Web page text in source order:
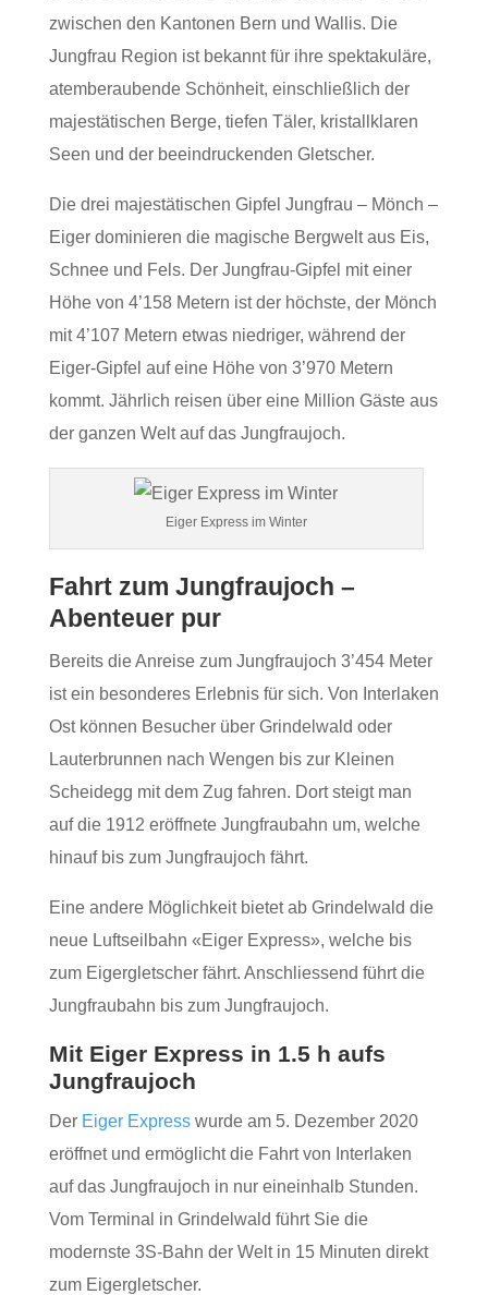
zwischen den Kantonen Bern und Wallis. Die
Jungfrau Region ist bekannt für ihre spektakuläre,
atemberaubende Schönheit, einschließlich der
majestätischen Berge, tiefen Täler, kristallklaren
Seen und der beeindruckenden Gletscher.
Die drei majestätischen Gipfel Jungfrau – Mönch –
Eiger dominieren die magische Bergwelt aus Eis,
Schnee und Fels. Der Jungfrau-Gipfel mit einer
Höhe von 4’158 Metern ist der höchste, der Mönch
mit 4’107 Metern etwas niedriger, während der
Eiger-Gipfel auf eine Höhe von 3’970 Metern
kommt. Jährlich reisen über eine Million Gäste aus
der ganzen Welt auf das Jungfraujoch.
Eiger Express im Winter
Fahrt zum Jungfraujoch –
Abenteuer pur
Bereits die Anreise zum Jungfraujoch 3’454 Meter
ist ein besonderes Erlebnis für sich. Von Interlaken
Ost können Besucher über Grindelwald oder
Lauterbrunnen nach Wengen bis zur Kleinen
Scheidegg mit dem Zug fahren. Dort steigt man
auf die 1912 eröffnete Jungfraubahn um, welche
hinauf bis zum Jungfraujoch fährt.
Eine andere Möglichkeit bietet ab Grindelwald die
neue Luftseilbahn «Eiger Express», welche bis
zum Eigergletscher fährt. Anschliessend führt die
Jungfraubahn bis zum Jungfraujoch.
Mit Eiger Express in 1.5 h aufs
Jungfraujoch
Der Eiger Expresswurde am 5. Dezember 2020
eröffnet und ermöglicht die Fahrt von Interlaken
auf das Jungfraujoch in nur eineinhalb Stunden.
Vom Terminal in Grindelwald führt Sie die
modernste 3S-Bahn der Welt in 15 Minuten direkt
zum Eigergletscher.